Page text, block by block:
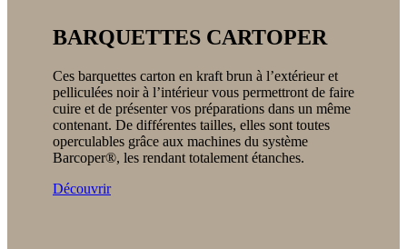
BARQUETTES CARTOPER
Ces barquettes carton en kraft brun à l’extérieur et
pelliculées noir à l’intérieur vous permettront de faire
cuire et de présenter vos préparations dans un même
contenant. De différentes tailles, elles sont toutes
operculables grâce aux machines du système
Barcoper®, les rendant totalement étanches.
Découvrir